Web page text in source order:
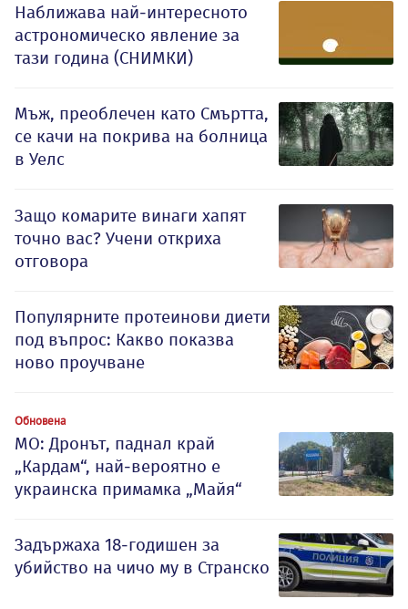
Наближава най-интересното
астрономическо явление за
тази година (СНИМКИ)
Мъж, преоблечен като Смъртта,
се качи на покрива на болница
в Уелс
Защо комарите винаги хапят
точно вас? Учени откриха
отговора
Популярните протеинови диети
под въпрос: Какво показва
ново проучване
Обновена
МО: Дронът, паднал край
„Кардам“, най-вероятно е
украинска примамка „Майя“
Задържаха 18-годишен за
убийство на чичо му в Странско